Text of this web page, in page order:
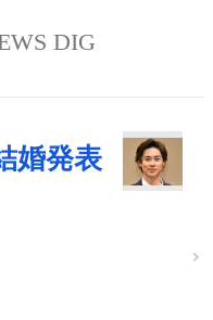
DIG
婚発表